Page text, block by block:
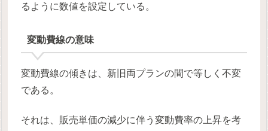
るように数値を設定している。
変動費線の意味
変動費線の傾きは、新旧両プランの間で等しく不変
である。
それは、販売単価の減少に伴う変動費率の上昇を考